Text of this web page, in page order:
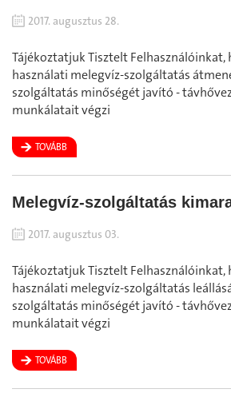
2017. augusztus 28.
Tájékoztatjuk Tisztelt Felhasználóinkat,
használati melegvíz-szolgáltatás
szolgáltatás minőségét javító -
munkálatait végzi
TOVÁBB
Melegvíz-szolgáltatás
2017. augusztus 03.
Tájékoztatjuk Tisztelt Felhasználóinkat,
használati melegvíz-szolgáltatás
szolgáltatás minőségét javító -
munkálatait végzi
TOVÁBB